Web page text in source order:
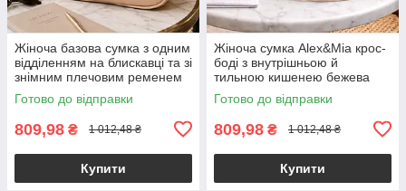
Жіноча базова сумка з одним
відділенням на блискавці та зі
знімним плечовим ременем
екошкіра бежевий Alex&Mia
CD-9128
Готово до відправки
809,98 ₴ 1 012,48 ₴
Купити
Жіноча сумка Alex&Mia крос-
боді з внутрішньою й
тильною кишенею бежева
Готово до відправки
809,98 ₴ 1 012,48 ₴
Купити